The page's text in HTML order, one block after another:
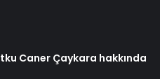
Caner Çaykara hakkında